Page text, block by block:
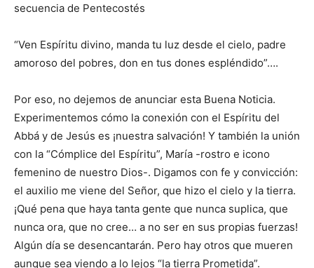
secuencia de Pentecostés
“Ven Espíritu divino, manda tu luz desde el cielo, padre
amoroso del pobres, don en tus dones espléndido”….
Por eso, no dejemos de anunciar esta Buena Noticia.
Experimentemos cómo la conexión con el Espíritu del
Abbá y de Jesús es ¡nuestra salvación! Y también la unión
con la “Cómplice del Espíritu”, María -rostro e icono
femenino de nuestro Dios-. Digamos con fe y convicción:
el auxilio me viene del Señor, que hizo el cielo y la tierra.
¡Qué pena que haya tanta gente que nunca suplica, que
nunca ora, que no cree… a no ser en sus propias fuerzas!
Algún día se desencantarán. Pero hay otros que mueren
aunque sea viendo a lo lejos “la tierra Prometida”.